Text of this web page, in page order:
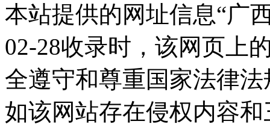
本站提供的网址信息“广
02-28收录时，该网页上
全遵守和尊重国家法律
如该网站存在侵权内容